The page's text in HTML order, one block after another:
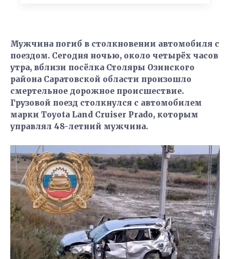
Мужчина погиб в столкновении автомобиля с
поездом. Сегодня ночью, около четырёх часов
утра, вблизи посёлка Столяры Озинского
района Саратовской области произошло
смертельное дорожное происшествие.
Грузовой поезд столкнулся с автомобилем
марки Toyota Land Cruiser Prado, которым
управлял 48-летний мужчина.